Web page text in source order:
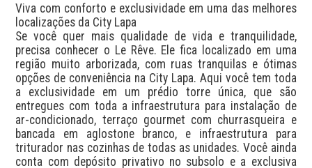
Viva com conforto e exclusividade em uma das melhores
localizações da City Lapa
Se você quer mais qualidade de vida e tranquilidade,
precisa conhecer o Le Rêve. Ele fica localizado em uma
região muito arborizada, com ruas tranquilas e ótimas
opções de conveniência na City Lapa. Aqui você tem toda
a exclusividade em um prédio torre única, que são
entregues com toda a infraestrutura para instalação de
ar-condicionado, terraço gourmet com churrasqueira e
bancada em aglostone branco, e infraestrutura para
triturador nas cozinhas de todas as unidades. Você ainda
conta com depósito privativo no subsolo e a exclusiva